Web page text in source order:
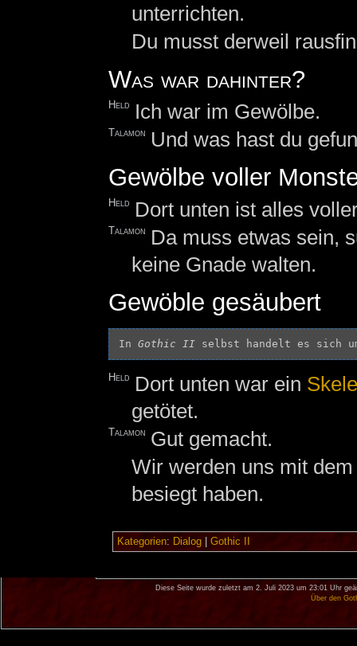
unterrichten.
Du musst derweil
Was war dahinter?
Held Ich war im Gewölbe.
Talamon Und was hast du
Gewölbe voller
Held Dort unten ist alles
Talamon
Da muss etwas sein,
keine Gnade walten.
Gewöble gesäubert
In Gothic II selbst handelt es sich
Held Dort unten war ein
getötet.
Talamon Gut gemacht.
Wir werden uns mit
besiegt haben.
Kategorien: Dialog| Gothic II
Diese Seite wurde zuletzt am 2. Juli 2023 um 23:01 Uhr
Über den